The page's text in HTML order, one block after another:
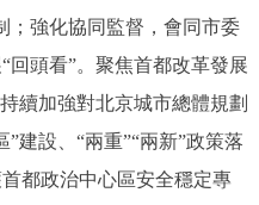
；強化協同監督，會同市委
回頭看”。聚焦首都改革發展
續加強對北京城市總體規劃
建設、“兩重”“兩新”政策落
都政治中心區安全穩定專